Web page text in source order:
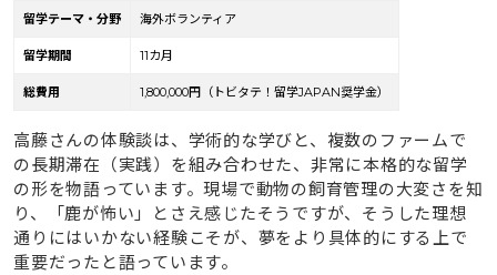
留学テーマ・分野 海外ボランティア
留学期間 11カ月
総費用 1,800,000円（トビタテ！留学JAPAN奨学金）
高藤さんの体験談は、学術的な学びと、複数のファームで
の長期滞在（実践）を組み合わせた、非常に本格的な留学
の形を物語っています。現場で動物の飼育管理の大変さを知
り、「鹿が怖い」とさえ感じたそうですが、そうした理想
通りにはいかない経験こそが、夢をより具体的にする上で
重要だったと語っています。